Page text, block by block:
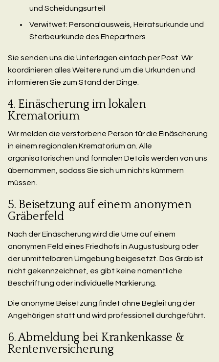
und Scheidungsurteil
Verwitwet: Personalausweis, Heiratsurkunde und
Sterbeurkunde des Ehepartners
Sie senden uns die Unterlagen einfach per Post. Wir
koordinieren alles Weitere rund um die Urkunden und
informieren Sie zum Stand der Dinge.
4. Einäscherung im lokalen
Krematorium
Wir melden die verstorbene Person für die Einäscherung
in einem regionalen Krematorium an. Alle
organisatorischen und formalen Details werden von uns
übernommen, sodass Sie sich um nichts kümmern
müssen.
5. Beisetzung auf einem anonymen
Gräberfeld
Nach der Einäscherung wird die Urne auf einem
anonymen Feld eines Friedhofs in Augustusburg oder
der unmittelbaren Umgebung beigesetzt. Das Grab ist
nicht gekennzeichnet, es gibt keine namentliche
Beschriftung oder individuelle Markierung.
Die anonyme Beisetzung findet ohne Begleitung der
Angehörigen statt und wird professionell durchgeführt.
6. Abmeldung bei Krankenkasse &
Rentenversicherung